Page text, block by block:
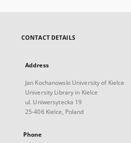
CONTACT DETAILS
Address
Jan Kochanowski University of Kielce
University Library in Kielce
ul. Uniwersytecka 19
25-406 Kielce, Poland
Phone